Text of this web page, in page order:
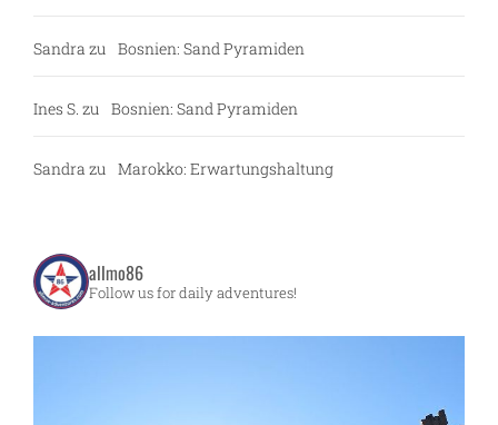
Sandra zu Bosnien: Sand Pyramiden
Ines S. zu Bosnien: Sand Pyramiden
Sandra zu Marokko: Erwartungshaltung
allmo86
Follow us for daily adventures!